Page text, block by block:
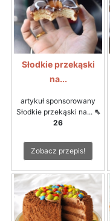
Słodkie przekąski
na...
artykuł sponsorowany
Słodkie przekąski na... ⇖
26
Zobacz przepis!